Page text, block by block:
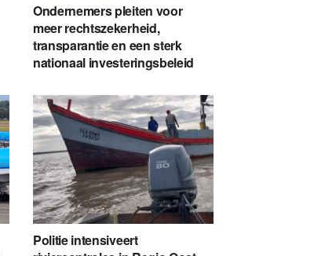
Ondernemers pleiten voor
meer rechtszekerheid,
transparantie en een sterk
nationaal investeringsbeleid
Politie intensiveert